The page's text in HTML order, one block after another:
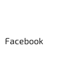
Facebook